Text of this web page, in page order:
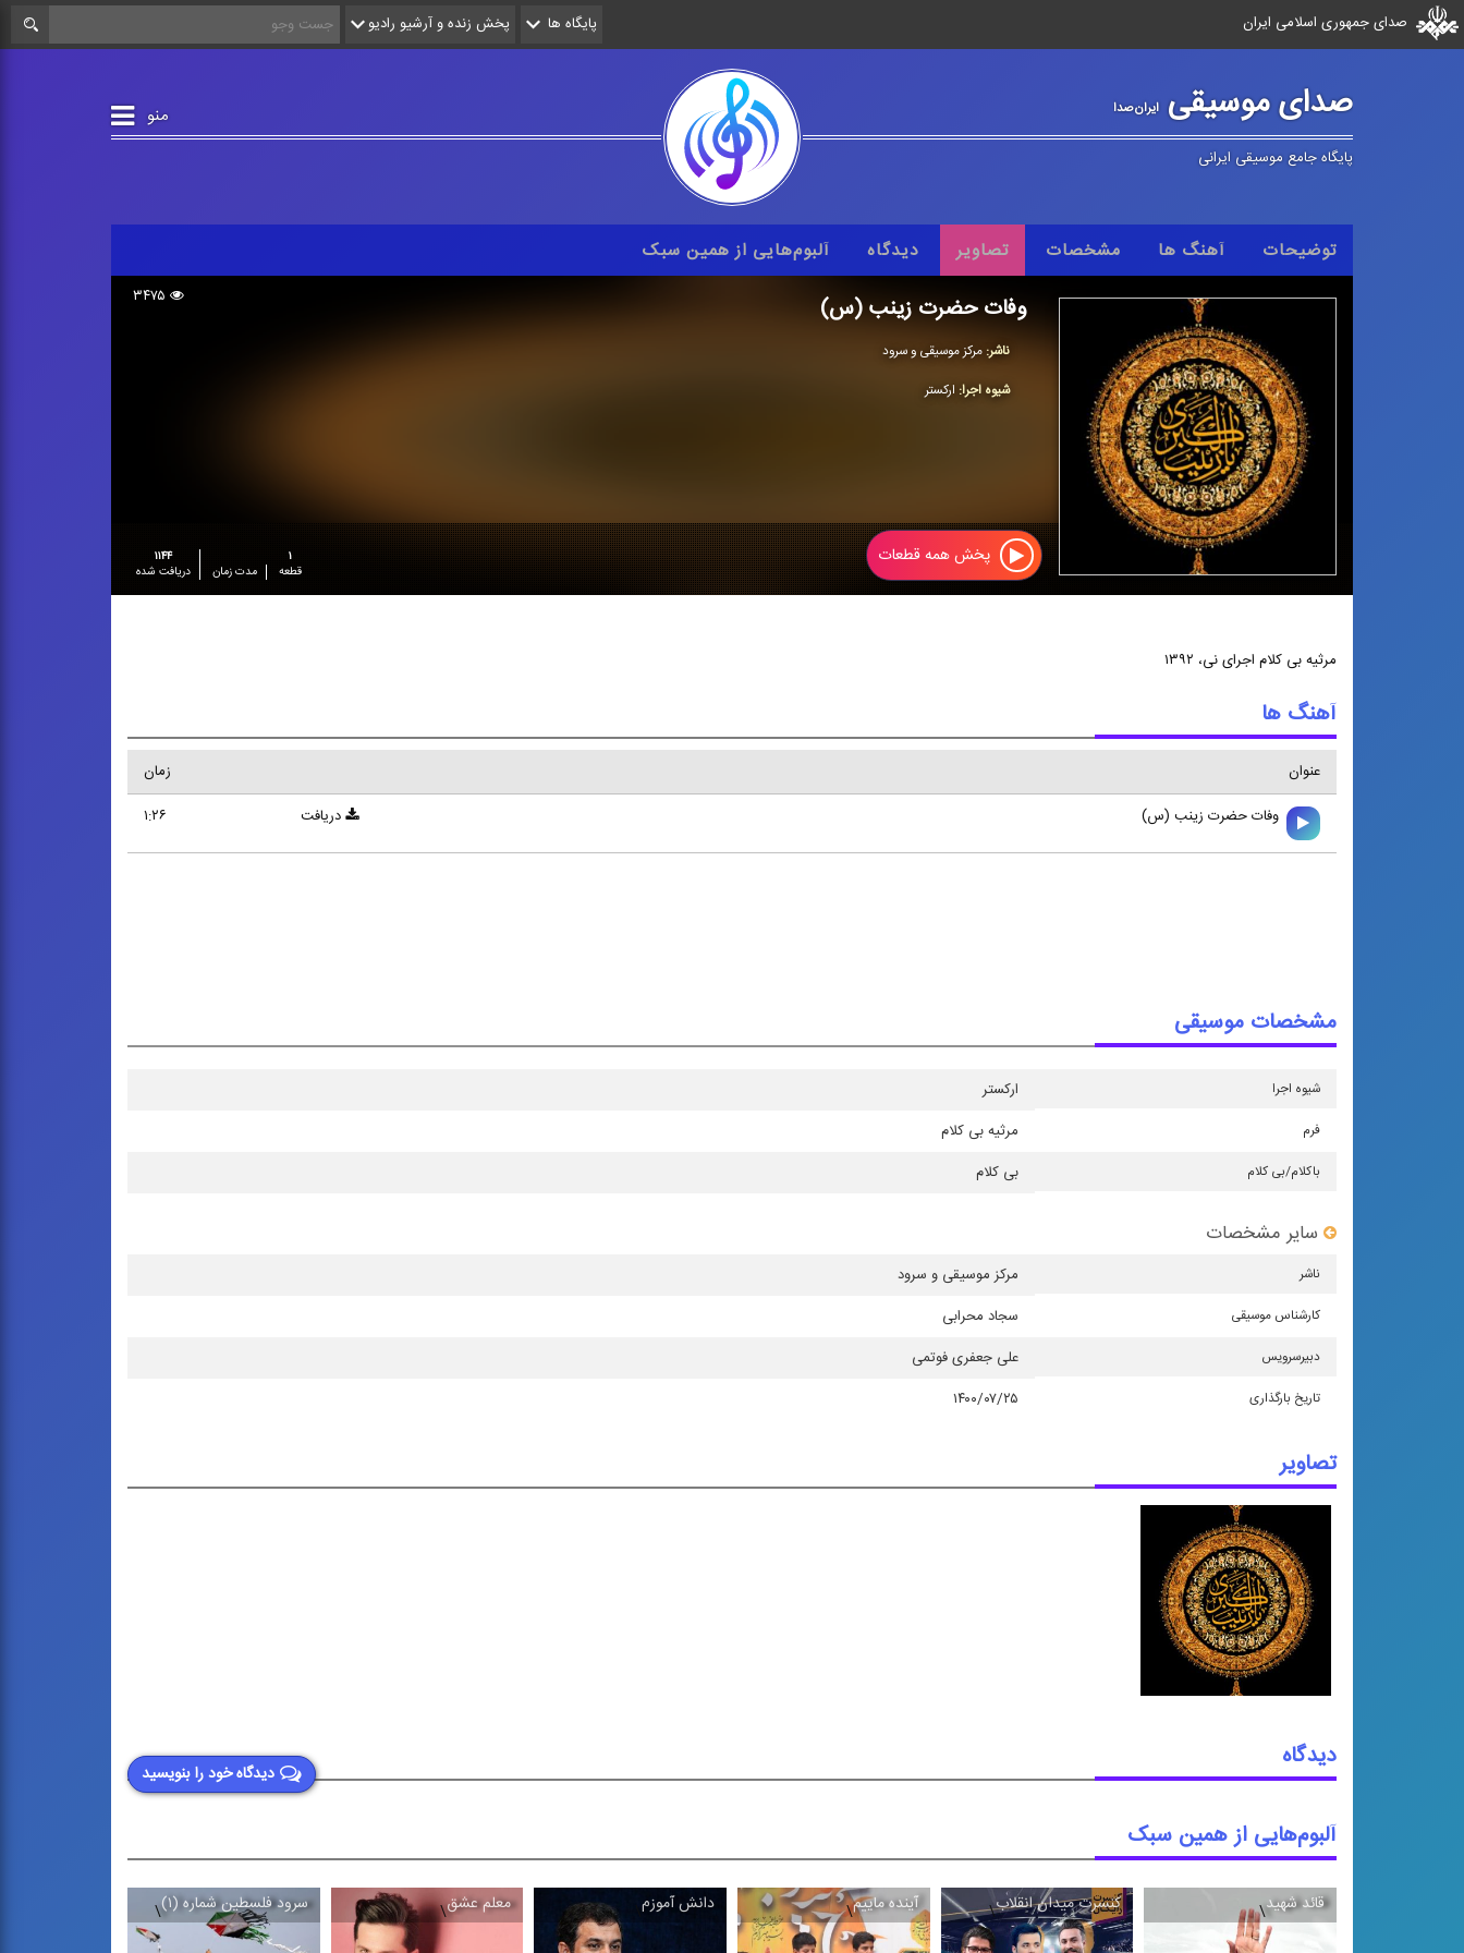
صدای جمهوری اسلامی ایران پایگاه ها پخش زنده و آرشیو رادیو
صدای موسیقیایران‌صدا منو
پایگاه جامع موسیقی ایرانی
توضیحات آهنگ ها مشخصات تصاویر دیدگاه آلبوم‌هایی از همین سبک
۳۴۷۵ وفات حضرت زینب (س)
ناشر: مركز موسیقی و سرود
شیوه اجرا: اركستر
۱
قطعه
مدت زمان
۱۱۴۴
دریافت شده
پخش همه قطعات
مرثیه بی کلام اجرای نی، ۱۳۹۲
آهنگ ها
عنوان
زمان
وفات حضرت زينب (س)
۱:۲۶ دریافت
مشخصات موسیقی
شیوه اجرا اركستر
فرم مرثیه بی كلام
باكلام/بی كلام بی کلام
سایر مشخصات
ناشر مركز موسیقی و سرود
كارشناس موسیقی سجاد محرابی
دبیرسرویس علی جعفری فوتمی
تاریخ بارگذاری ۱۴۰۰/۰۷/۲۵
تصاویر
دیدگاه خود را بنویسید
دیدگاه
آلبوم‌هایی از همین سبک
قائد شهید\ کنسرت میدان انقلاب\ آینده ماییم\ دانش آموزم\ معلم عشق\ سرود فلسطین شماره (۱) \